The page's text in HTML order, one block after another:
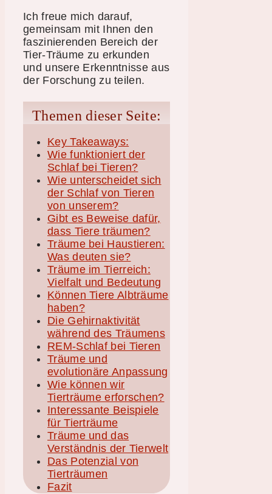
Ich freue mich darauf,
gemeinsam mit Ihnen den
faszinierenden Bereich der
Tier-Träume zu erkunden
und unsere Erkenntnisse aus
der Forschung zu teilen.
Themen dieser Seite:
Key Takeaways:
Wie funktioniert der
Schlaf bei Tieren?
Wie unterscheidet sich
der Schlaf von Tieren
von unserem?
Gibt es Beweise dafür,
dass Tiere träumen?
Träume bei Haustieren:
Was deuten sie?
Träume im Tierreich:
Vielfalt und Bedeutung
Können Tiere Albträume
haben?
Die Gehirnaktivität
während des Träumens
REM-Schlaf bei Tieren
Träume und
evolutionäre Anpassung
Wie können wir
Tierträume erforschen?
Interessante Beispiele
für Tierträume
Träume und das
Verständnis der Tierwelt
Das Potenzial von
Tierträumen
Fazit